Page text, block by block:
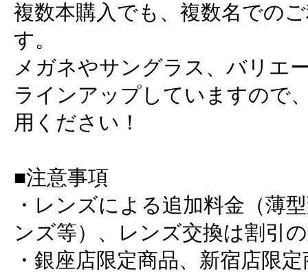
複数本購入でも、複数名での
す。
メガネやサングラス、バリエ
ラインアップしていますので
用ください！
■注意事項
・レンズによる追加料金（薄
ンズ等）、レンズ交換は割引
・銀座店限定商品、新宿店限